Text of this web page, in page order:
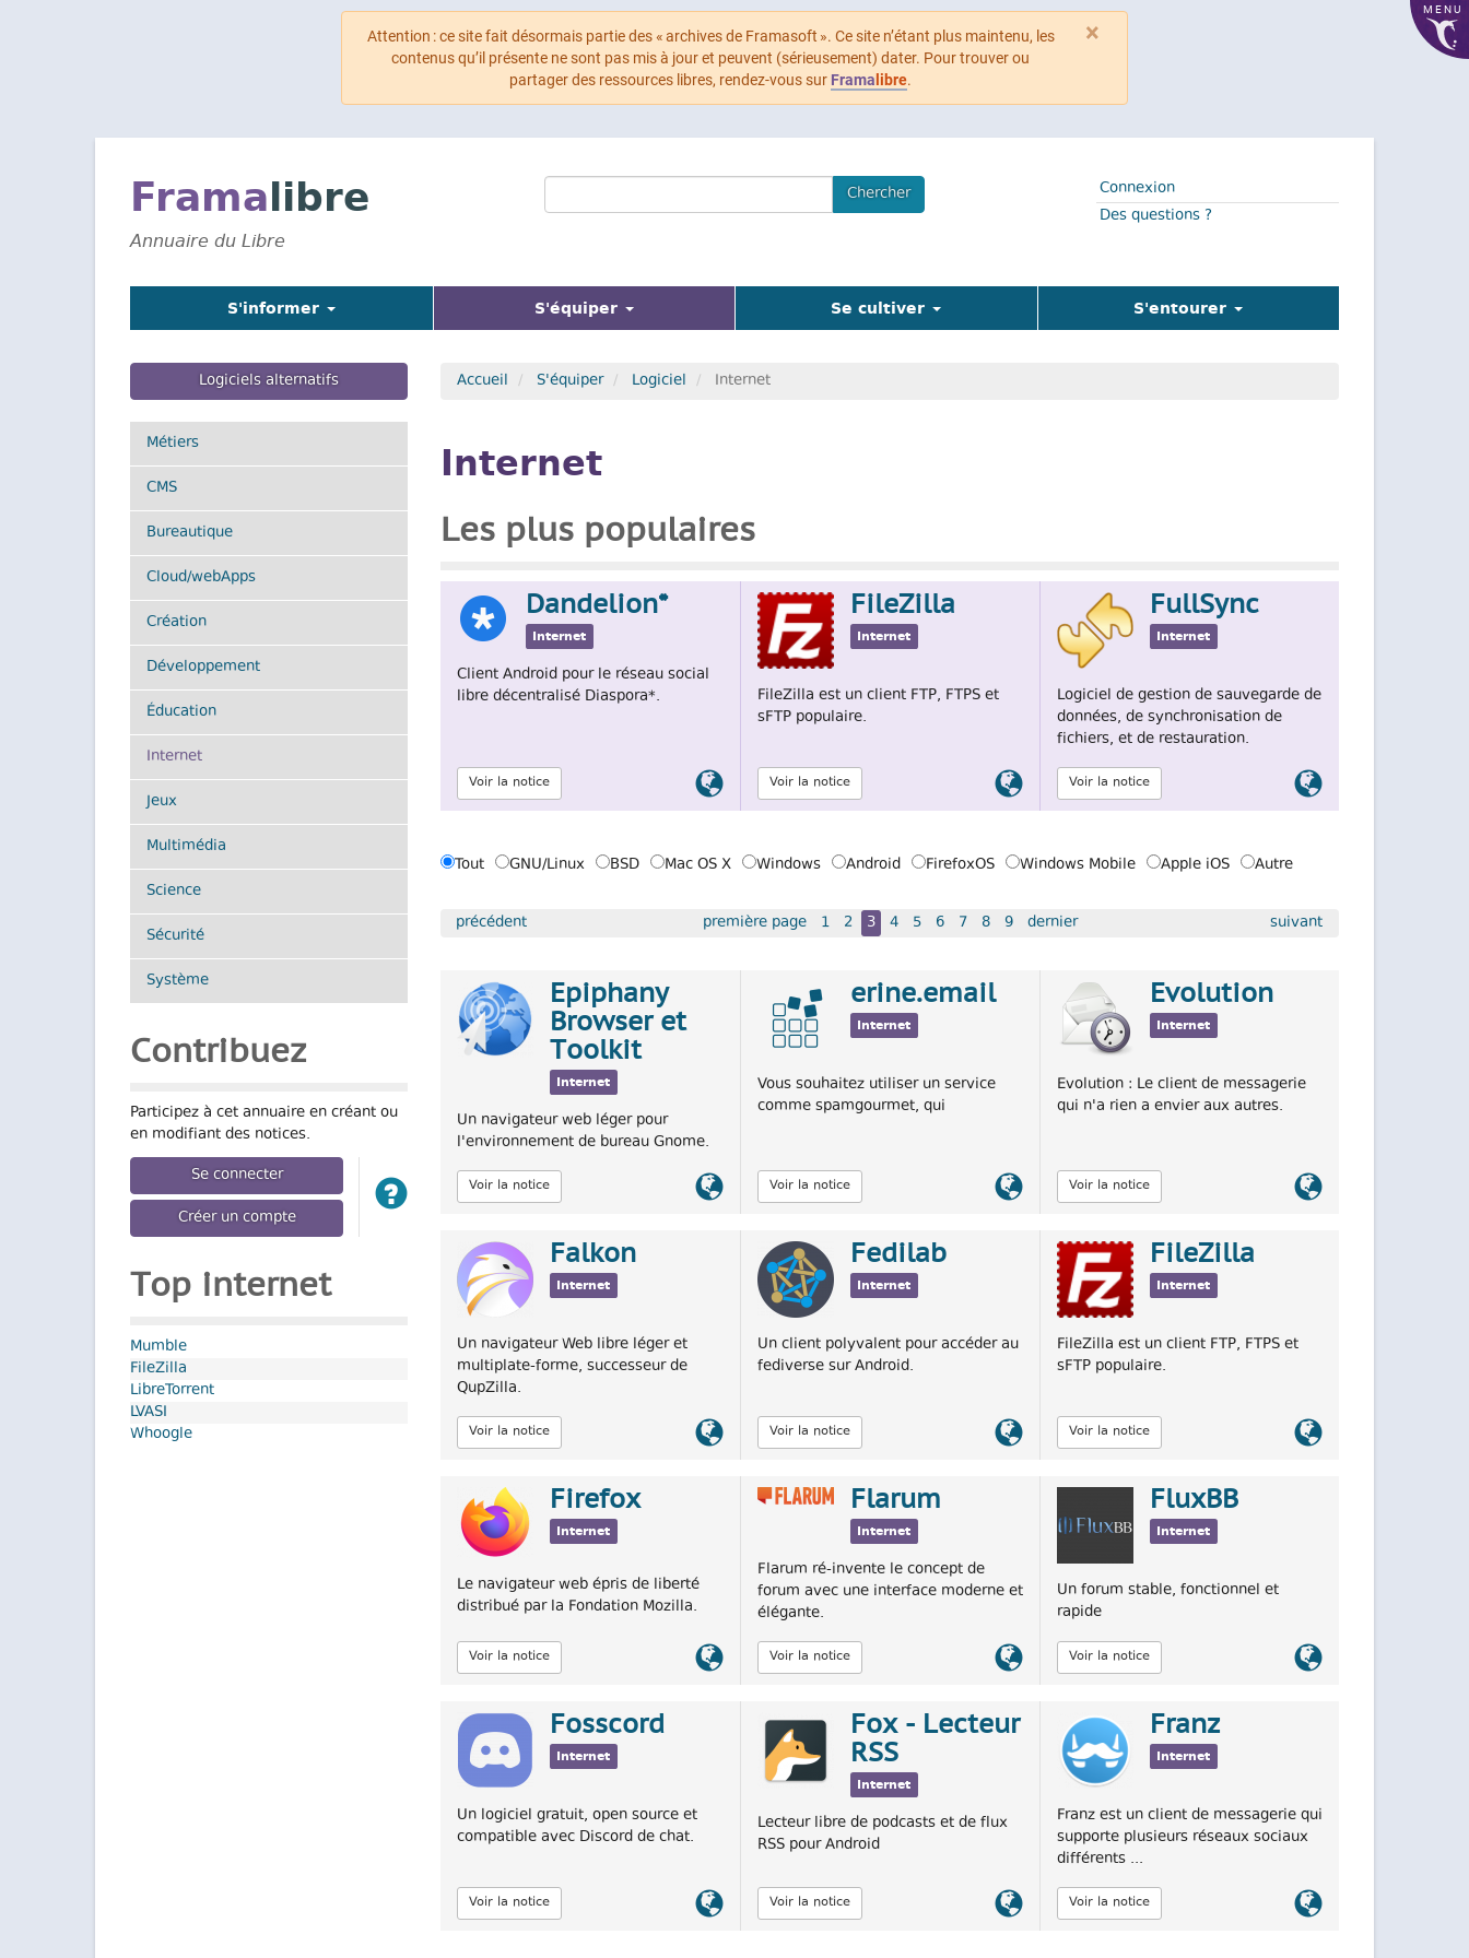
×
Attention : ce site fait désormais partie des « archives de Framasoft ». Ce site n’étant plus maintenu, les
contenus qu’il présente ne sont pas mis à jour et peuvent (sérieusement) dater. Pour trouver ou
partager des ressources libres, rendez-vous sur Frama libre.
MENU
Framalibre
Annuaire du Libre
Search
Terms
Chercher
Connexion
Des questions ?
S'informer S'équiper (actuel) Se cultiver S'entourer
Logiciels alternatifs
Métiers
CMS
Bureautique
Cloud/webApps
Création
Développement
Éducation
Internet(actuel)
Jeux
Multimédia
Science
Sécurité
Système
Contribuez
Participez à cet annuaire en créant ou
en modifiant des notices.
Se connecter
Créer un compte
Top internet
Mumble
FileZilla
LibreTorrent
LVASI
Whoogle
Accueil S'équiper Logiciel Internet
Internet
Les plus populaires
Dandelion*
Internet
Client Android pour le réseau social
libre décentralisé Diaspora*.
Voir la notice
Lien
officiel
FileZilla
Internet
FileZilla est un client FTP, FTPS et
sFTP populaire.
Voir la notice
Lien
officiel
FullSync
Internet
Logiciel de gestion de sauvegarde de
données, de synchronisation de
fichiers, et de restauration.
Voir la notice
Lien
officiel
Tout GNU/Linux BSD Mac OS X Windows Android FirefoxOS Windows Mobile Apple iOS Autre
système
première page
précédent 1 2 3 4 5 6 7 8 9 suivant
dernier
Epiphany
Browser et
Toolkit
Internet
Un navigateur web léger pour
l'environnement de bureau Gnome.
Voir la notice
Lien
officiel
erine.email
Internet
Vous souhaitez utiliser un service
comme spamgourmet, qui
Voir la notice
Lien
officiel
Evolution
Internet
Evolution : Le client de messagerie
qui n'a rien a envier aux autres.
Voir la notice
Lien
Falkon
Internet
Un navigateur Web libre léger et
multiplate-forme, successeur de
QupZilla.
Voir la notice
Lien
officiel
Fedilab
Internet
Un client polyvalent pour accéder au
fediverse sur Android.
Voir la notice
Lien
officiel
FileZilla
Internet
FileZilla est un client FTP, FTPS et
sFTP populaire.
Voir la notice
Lien
Firefox
Internet
Le navigateur web épris de liberté
distribué par la Fondation Mozilla.
Voir la notice
Lien
officiel
Flarum
Internet
Flarum ré-invente le concept de
forum avec une interface moderne et
élégante.
Voir la notice
Lien
officiel
FluxBB
Internet
Un forum stable, fonctionnel et
rapide
Voir la notice
Lien
Fosscord
Internet
Un logiciel gratuit, open source et
compatible avec Discord de chat.
Voir la notice
Lien
officiel
Fox - Lecteur
RSS
Internet
Lecteur libre de podcasts et de flux
RSS pour Android
Voir la notice
Lien
officiel
Franz
Internet
Franz est un client de messagerie qui
supporte plusieurs réseaux sociaux
différents ...
Voir la notice
Lien